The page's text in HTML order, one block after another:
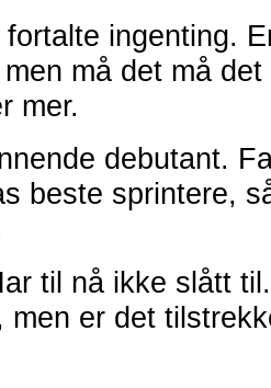
ingenting.
må det må
mer.
debutant.
beste sprintere,
til nå ikke slått
men er det